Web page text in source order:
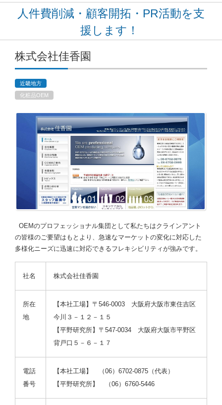
人件費削減・顧客開拓・PR活動を支
援します！
株式会社佳香園
近畿地方
化粧品OEM
OEMのプロフェッショナル集団として私たちはクラインアント
の皆様のご要望はもとより、急速なマーケットの変化に対応した
多様化ニーズに迅速に対応できるフレキシビリティが強みです。
社名 株式会社佳香園
所在
地
【本社工場】〒546-0003 大阪府大阪市東住吉区
今川３－１２－１５
【平野研究所】〒547-0034 大阪府大阪市平野区
背戸口５－６－１７
電話
番号
【本社工場】 （06）6702-0875（代表）
【平野研究所】 （06）6760-5446